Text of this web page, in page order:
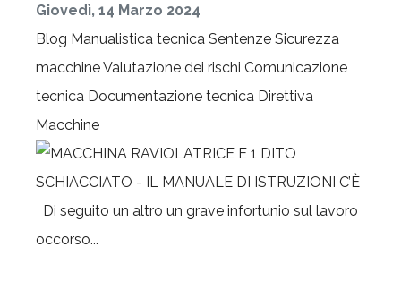
Giovedì, 14 Marzo 2024
Blog Manualistica tecnica Sentenze Sicurezza
macchineValutazione dei rischi Comunicazione
tecnica Documentazione tecnica Direttiva
Macchine
Di seguito un altro un grave infortunio sul lavoro
occorso...